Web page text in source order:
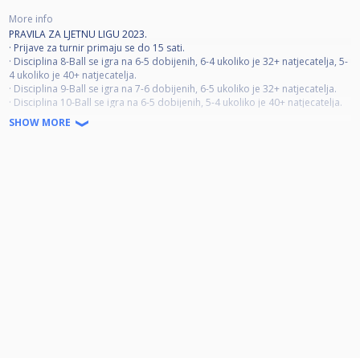
More info
PRAVILA ZA LJETNU LIGU 2023.
· Prijave za turnir primaju se do 15 sati.
· Disciplina 8-Ball se igra na 6-5 dobijenih, 6-4 ukoliko je 32+ natjecatelja, 5-
4 ukoliko je 40+ natjecatelja.
· Disciplina 9-Ball se igra na 7-6 dobijenih, 6-5 ukoliko je 32+ natjecatelja.
· Disciplina 10-Ball se igra na 6-5 dobijenih, 5-4 ukoliko je 40+ natjecatelja.
· Biljar je sport u kojem cijenimo fair-play te natjecatelje koji poštuju sport i
sve ostale natjecatelje, uživajte u svojoj igri i igri svog protivnika.
SHOW MORE